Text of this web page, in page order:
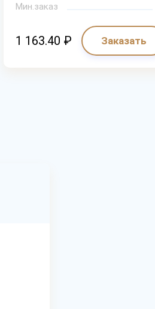
Мин.заказ
1 163.40 ₽ Заказать